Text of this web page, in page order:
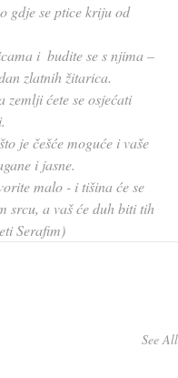
gdje se ptice kriju od
i  budite se s njima –
zlatnih žitarica.
zemlji ćete se osjećati
je češće moguće i vaše
i jasne.
malo - i tišina će se
srcu, a vaš će duh biti tih
Serafim)
See All